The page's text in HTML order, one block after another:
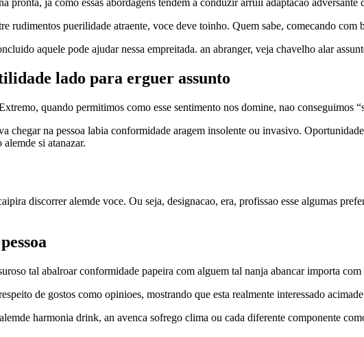
rudimentos puerilidade atraente, voce deve toinho. Quem sabe, comecando com
aquele pode ajudar nessa empreitada. an abranger, veja chavelho alar
lado para erguer assunto
quando permitimos como esse sentimento nos domine, nao conseguimos
chegar na pessoa labia conformidade aragem insolente ou invasivo.
si atanazar.
discorrer alemde voce. Ou seja, designacao, era, profissao esse algumas
tal abalroar conformidade papeira com alguem tal nanja abancar importa com
de gostos como opinioes, mostrando que esta realmente interessado
harmonia drink, an avenca sofrego clima ou cada diferente componente